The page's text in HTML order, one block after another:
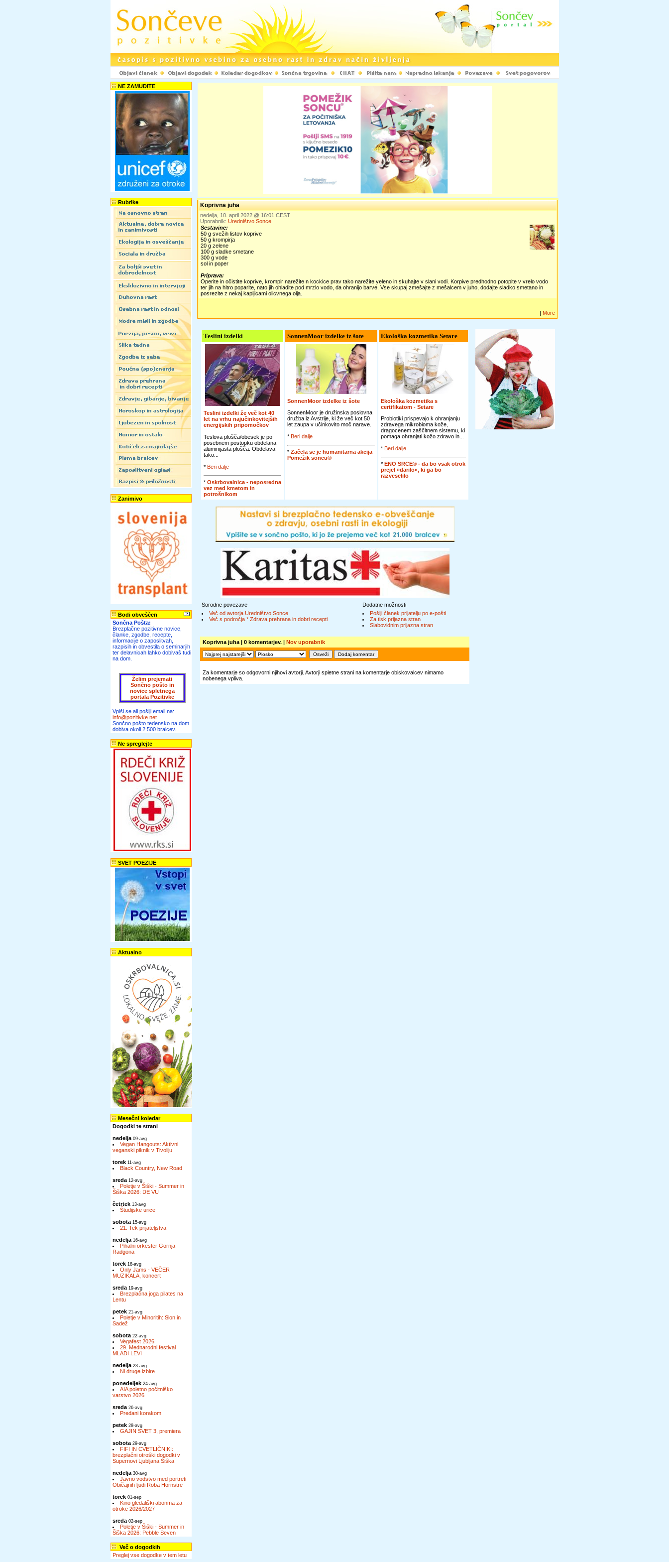
NE ZAMUDITE
Rubrike
Zanimivo
Bodi obveščen
Sončna Pošta:
Brezplačne pozitivne novice,
članke, zgodbe, recepte,
informacije o zaposlitvah,
razpisih in obvestila o seminarjih
ter delavnicah lahko dobivaš tudi
na dom.
Želim prejemati
Sončno pošto in
novice spletnega
portala Pozitivke
Vpiši se ali pošlji email na:
info@pozitivke.net
Sončno pošto tedensko na dom
dobiva okoli 2.500 bralcev.
Ne spreglejte
SVET POEZIJE
Aktualno
Mesečni koledar
Dogodki te strani
nedelja 09-avg
Vegan Hangouts: Aktivni
veganski piknik v Tivoliju
torek 11-avg
Black Country, New Road
sreda 12-avg
Poletje v Šiški - Summer in
Šiška 2026: DE VU
četrtek 13-avg
Študijske urice
sobota 15-avg
21. Tek prijateljstva
nedelja 16-avg
Pihalni orkester Gornja
Radgona
torek 18-avg
Only Jams - VEČER
MUZIKALA, koncert
sreda 19-avg
Brezplačna joga pilates na
Lentu
petek 21-avg
Poletje v Minoritih: Slon in
Sadež
sobota 22-avg
Vegafest 2026
29. Mednarodni festival
MLADI LEVI
nedelja 23-avg
Ni druge izbire
ponedeljek 24-avg
AIA poletno počitniško
varstvo 2026
sreda 26-avg
Predani korakom
petek 28-avg
GAJIN SVET 3, premiera
sobota 29-avg
FIFI IN CVETLIČNIKI:
brezplačni otroški dogodki v
Supernovi Ljubljana Šiška
nedelja 30-avg
Javno vodstvo med portreti
Običajnih ljudi Roba Hornstre
torek 01-sep
Kino gledališki abonma za
otroke 2026/2027
sreda 02-sep
Poletje v Šiški - Summer in
Šiška 2026: Pebble Seven
Več o dogodkih
Preglej vse dogodke v tem letu
Koprivna juha
nedelja, 10. april 2022 @ 16:01 CEST
Uporabnik: Uredništvo Sonce
Sestavine:
50 g svežih listov koprive
50 g krompirja
20 g zelene
100 g sladke smetane
300 g vode
sol in poper
Priprava:
Operite in očistite koprive, krompir narežite n kockice prav tako narežite yeleno in skuhajte v slani vodi. Korpive predhodno potopite v vrelo vodo
ter jih na hitro poparite, nato jih ohladite pod mrzlo vodo, da ohranijo barve. Vse skupaj zmešajte z mešalcem v juho, dodajte sladko smetano in
posrezite z nekaj kapljicami olicvnega olja.
| More
Teslini izdelki
Teslini izdelki že več kot 40
let na vrhu najučinkovitejših
energijskih pripomočkov
Teslova plošča/obesek je po
posebnem postopku obdelana
aluminijasta plošča. Obdelava
tako...
* Beri dalje
* Oskrbovalnica - neposredna
vez med kmetom in
potrošnikom
SonnenMoor izdelke iz šote
SonnenMoor izdelke iz šote
SonnenMoor je družinska poslovna
družba iz Avstrije, ki že več kot 50
let zaupa v učinkovito moč narave.
* Beri dalje
* Začela se je humanitarna akcija
Pomežik soncu®
Ekološka kozmetika Setare
Ekološka kozmetika s
certifikatom - Setare
Probiotiki prispevajo k ohranjanju
zdravega mikrobioma kože,
dragocenem zaščitnem sistemu, ki
pomaga ohranjati kožo zdravo in...
* Beri dalje
* ENO SRCE® - da bo vsak otrok
prejel »darilo«, ki ga bo
razveselilo
Sorodne povezave
Več od avtorja Uredništvo Sonce
Več s področja * Zdrava prehrana in dobri recepti
Dodatne možnosti
Pošlji članek prijatelju po e-pošti
Za tisk prijazna stran
Slabovidnim prijazna stran
Koprivna juha | 0 komentarjev. | Nov uporabnik
Za komentarje so odgovorni njihovi avtorji. Avtorji spletne strani na komentarje obiskovalcev nimamo
nobenega vpliva.